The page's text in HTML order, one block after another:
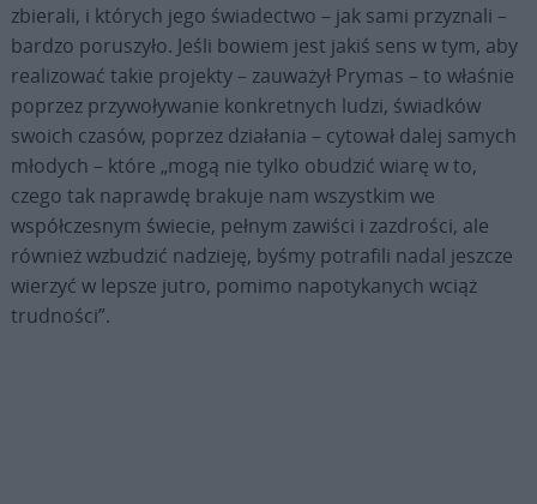
zbierali, i których jego świadectwo – jak sami przyznali –
bardzo poruszyło. Jeśli bowiem jest jakiś sens w tym, aby
realizować takie projekty – zauważył Prymas – to właśnie
poprzez przywoływanie konkretnych ludzi, świadków
swoich czasów, poprzez działania – cytował dalej samych
młodych – które „mogą nie tylko obudzić wiarę w to,
czego tak naprawdę brakuje nam wszystkim we
współczesnym świecie, pełnym zawiści i zazdrości, ale
również wzbudzić nadzieję, byśmy potrafili nadal jeszcze
wierzyć w lepsze jutro, pomimo napotykanych wciąż
trudności”.